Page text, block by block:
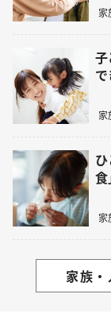
家
家
家
家族